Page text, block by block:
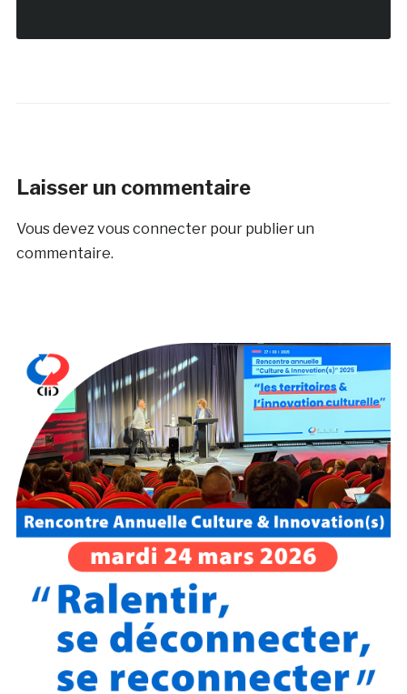
Laisser un commentaire
Vous devez vous connecterpour publier un
commentaire.